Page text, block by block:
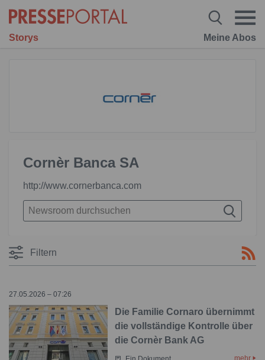
Storys Meine Abos
Cornèr Banca SA
http://www.cornerbanca.com
Filtern
27.05.2026 – 07:26
Die Familie Cornaro übernimmt
die vollständige Kontrolle über
die Cornèr Bank AG
mehr